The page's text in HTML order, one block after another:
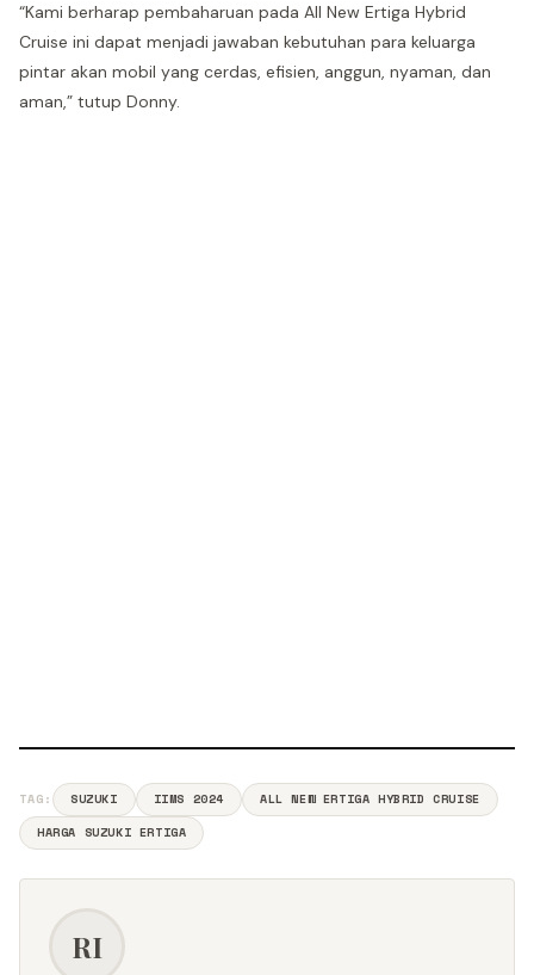
“Kami berharap pembaharuan pada All New Ertiga Hybrid
Cruise ini dapat menjadi jawaban kebutuhan para keluarga
pintar akan mobil yang cerdas, efisien, anggun, nyaman, dan
aman,” tutup Donny.
TAG: SUZUKI IIMS 2024
ALL NEW ERTIGA HYBRID CRUISE
HARGA SUZUKI ERTIGA
RI